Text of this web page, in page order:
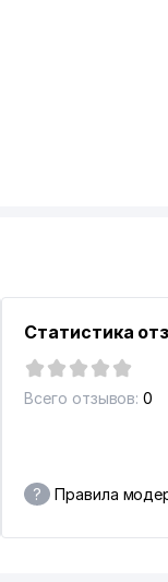
Статистика
Всего отзывов: 0
? Правила